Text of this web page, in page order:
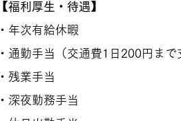
【福利厚生・待遇】
・年次有給休暇
・通勤手当（交通費1日200円まで
・残業手当
​・深夜勤務手当